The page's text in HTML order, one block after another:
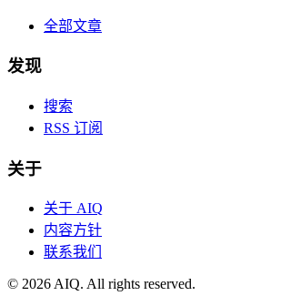
全部文章
发现
搜索
RSS 订阅
关于
关于 AIQ
内容方针
联系我们
© 2026AIQ. All rights reserved.